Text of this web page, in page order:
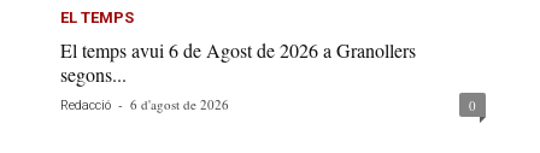
EL TEMPS
El temps avui 6 de Agost de 2026 a Granollers
segons...
Redacció - 6 d'agost de 2026 0